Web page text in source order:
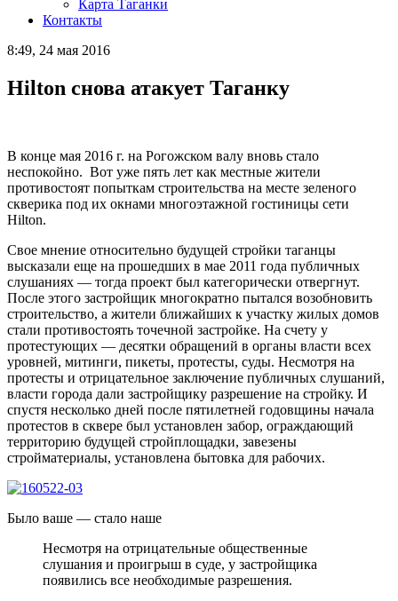
Карта Таганки
Контакты
8:49, 24 мая 2016
Hilton снова атакует Таганку
В конце мая 2016 г. на Рогожском валу вновь стало
неспокойно. Вот уже пять лет как местные жители
противостоят попыткам строительства на месте зеленого
скверика под их окнами многоэтажной гостиницы сети
Hilton.
Свое мнение относительно будущей стройки таганцы
высказали еще на прошедших в мае 2011 года публичных
слушаниях — тогда проект был категорически отвергнут.
После этого застройщик многократно пытался возобновить
строительство, а жители ближайших к участку жилых домов
стали противостоять точечной застройке. На счету у
протестующих — десятки обращений в органы власти всех
уровней, митинги, пикеты, протесты, суды. Несмотря на
протесты и отрицательное заключение публичных слушаний,
власти города дали застройщику разрешение на стройку. И
спустя несколько дней после пятилетней годовщины начала
протестов в сквере был установлен забор, ограждающий
территорию будущей стройплощадки, завезены
стройматериалы, установлена бытовка для рабочих.
Было ваше — стало наше
Несмотря на отрицательные общественные
слушания и проигрыш в суде, у застройщика
появились все необходимые разрешения.